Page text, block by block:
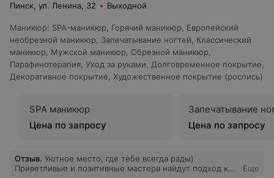
Пинск, ул. Ленина, 32 Выходной
Маникюр: SPA-маникюр Горячий маникюр
Европейский
необрезной маникюр
Запечатывание ногтей
Классический
маникюр
Мужской маникюр Обрезной маникюр
Парафинотерапия Уход за руками Долговременное покрытие
Декоративное покрытие
Художественное покрытие (роспись)
SPA маникюр
Цена по запросу
Запечатывание
Цена по запросу
Отзыв. Уютное место, где тебе всегда рады)
Приветливые и позитивные мастера найдут подход к
Еще